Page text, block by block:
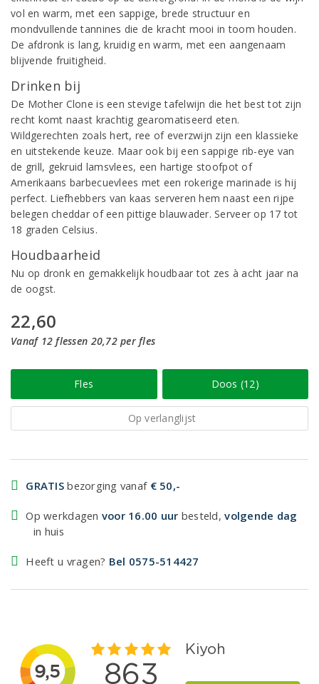
vol en warm, met een sappige, brede structuur en
mondvullende tannines die de kracht mooi in toom houden.
De afdronk is lang, kruidig en warm, met een aangenaam
blijvende fruitigheid.
Drinken bij
De Mother Clone is een stevige tafelwijn die het best tot zijn
recht komt naast krachtig gearomatiseerd eten.
Wildgerechten zoals hert, ree of everzwijn zijn een klassieke
en uitstekende keuze. Maar ook bij een sappige rib-eye van
de grill, gekruid lamsvlees, een hartige stoofpot of
Amerikaans barbecuevlees met een rokerige marinade is hij
perfect. Liefhebbers van kaas serveren hem naast een rijpe
belegen cheddar of een pittige blauwader. Serveer op 17 tot
18 graden Celsius.
Houdbaarheid
Nu op dronk en gemakkelijk houdbaar tot zes à acht jaar na
de oogst.
22,60
Vanaf 12 flessen 20,72 per fles
Fles Doos (12)
Op verlanglijst
GRATIS bezorging vanaf € 50,-
Op werkdagen voor 16.00 uur besteld,volgende dag
in huis
Heeft u vragen? Bel 0575-514427